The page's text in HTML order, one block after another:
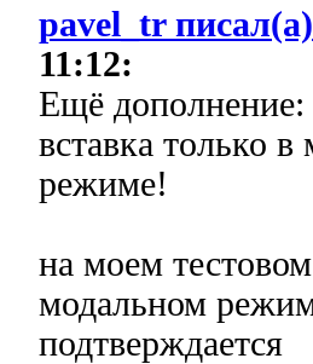
pavel_tr писал(а)
11:12:
Ещё дополнение:
вставка только
режиме!
на моем
модальном
подтверждается